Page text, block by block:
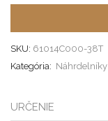
SKU: 61014C000-38T
Kategória: Náhrdelníky
URČENIE